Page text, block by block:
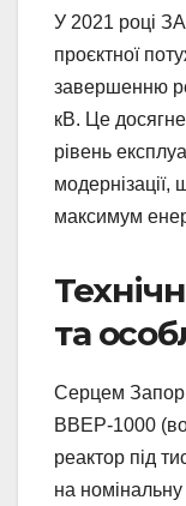
У 2021 році
проєктної
завершенню
кВ. Це
рівень
модернізації,
максимум
та
Серцем
ВВЕР-1000
реактор під
на